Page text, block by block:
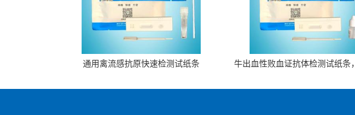
通用禽流感抗原快速检测试纸条
牛出血性败血证抗体检测试纸条